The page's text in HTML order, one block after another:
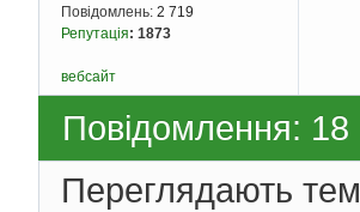
Повідомлень: 2 719
Репутація: 1873
вебсайт
Повідомлення: 18
Переглядають